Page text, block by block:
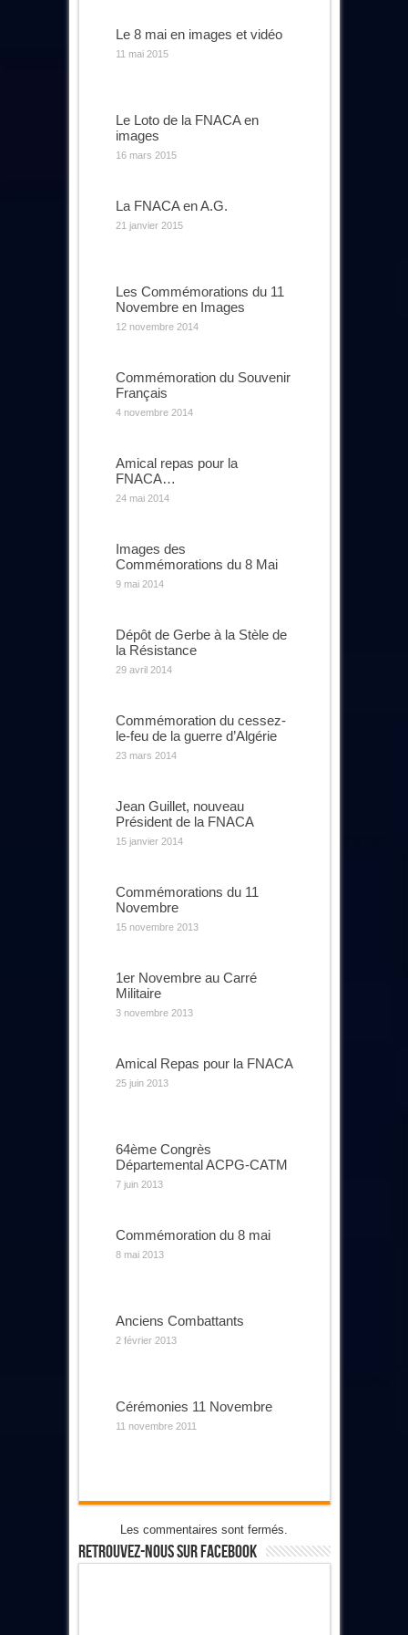
Le 8 mai en images et vidéo
11 mai 2015
Le Loto de la FNACA en
images
16 mars 2015
La FNACA en A.G.
21 janvier 2015
Les Commémorations du 11
Novembre en Images
12 novembre 2014
Commémoration du Souvenir
Français
4 novembre 2014
Amical repas pour la
FNACA…
24 mai 2014
Images des
Commémorations du 8 Mai
9 mai 2014
Dépôt de Gerbe à la Stèle de
la Résistance
29 avril 2014
Commémoration du cessez-
le-feu de la guerre d’Algérie
23 mars 2014
Jean Guillet, nouveau
Président de la FNACA
15 janvier 2014
Commémorations du 11
Novembre
15 novembre 2013
1er Novembre au Carré
Militaire
3 novembre 2013
Amical Repas pour la FNACA
25 juin 2013
64ème Congrès
Départemental ACPG-CATM
7 juin 2013
Commémoration du 8 mai
8 mai 2013
Anciens Combattants
2 février 2013
Cérémonies 11 Novembre
11 novembre 2011
Les commentaires sont fermés.
Retrouvez-Nous Sur Facebook